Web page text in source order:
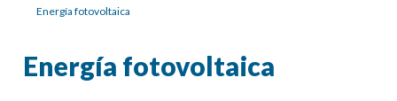
Energía fotovoltaica
Energía fotovoltaica